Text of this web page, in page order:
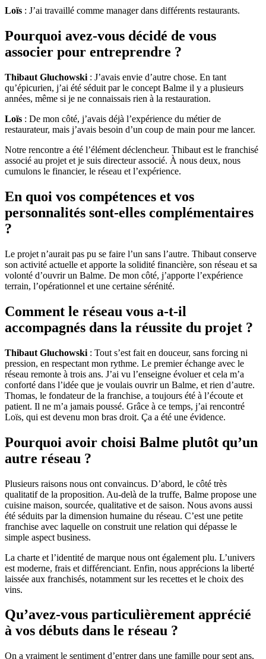
Loïs : J’ai travaillé comme manager dans différents restaurants.
Pourquoi avez-vous décidé de vous
associer pour entreprendre ?
Thibaut Gluchowski : J’avais envie d’autre chose. En tant
qu’épicurien, j’ai été séduit par le concept Balme il y a plusieurs
années, même si je ne connaissais rien à la restauration.
Loïs : De mon côté, j’avais déjà l’expérience du métier de
restaurateur, mais j’avais besoin d’un coup de main pour me lancer.
Notre rencontre a été l’élément déclencheur. Thibaut est le franchisé
associé au projet et je suis directeur associé. À nous deux, nous
cumulons le financier, le réseau et l’expérience.
En quoi vos compétences et vos
personnalités sont-elles complémentaires
?
Le projet n’aurait pas pu se faire l’un sans l’autre. Thibaut conserve
son activité actuelle et apporte la solidité financière, son réseau et sa
volonté d’ouvrir un Balme. De mon côté, j’apporte l’expérience
terrain, l’opérationnel et une certaine sérénité.
Comment le réseau vous a-t-il
accompagnés dans la réussite du projet ?
Thibaut Gluchowski : Tout s’est fait en douceur, sans forcing ni
pression, en respectant mon rythme. Le premier échange avec le
réseau remonte à trois ans. J’ai vu l’enseigne évoluer et cela m’a
conforté dans l’idée que je voulais ouvrir un Balme, et rien d’autre.
Thomas, le fondateur de la franchise, a toujours été à l’écoute et
patient. Il ne m’a jamais poussé. Grâce à ce temps, j’ai rencontré
Loïs, qui est devenu mon bras droit. Ça a été une évidence.
Pourquoi avoir choisi Balme plutôt qu’un
autre réseau ?
Plusieurs raisons nous ont convaincus. D’abord, le côté très
qualitatif de la proposition. Au-delà de la truffe, Balme propose une
cuisine maison, sourcée, qualitative et de saison. Nous avons aussi
été séduits par la dimension humaine du réseau. C’est une petite
franchise avec laquelle on construit une relation qui dépasse le
simple aspect business.
La charte et l’identité de marque nous ont également plu. L’univers
est moderne, frais et différenciant. Enfin, nous apprécions la liberté
laissée aux franchisés, notamment sur les recettes et le choix des
vins.
Qu’avez-vous particulièrement apprécié
à vos débuts dans le réseau ?
On a vraiment le sentiment d’entrer dans une famille pour sept ans,